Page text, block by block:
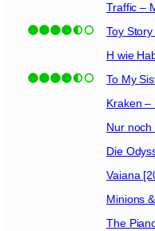
Traffic –
Toy
H wie
To My
Kraken –
Nur
Die
Vaiana
Minions
The